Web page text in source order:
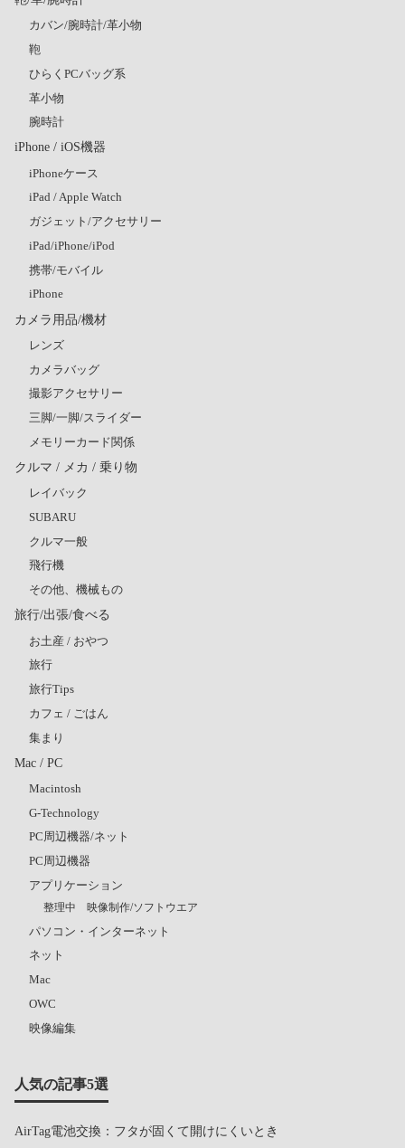
カバン/腕時計/革小物
鞄
ひらくPCバッグ系
革小物
腕時計
iPhone / iOS機器
iPhoneケース
iPad / Apple Watch
ガジェット/アクセサリー
iPad/iPhone/iPod
携帯/モバイル
iPhone
カメラ用品/機材
レンズ
カメラバッグ
撮影アクセサリー
三脚/一脚/スライダー
メモリーカード関係
クルマ / メカ / 乗り物
レイバック
SUBARU
クルマ一般
飛行機
その他、機械もの
旅行/出張/食べる
お土産 / おやつ
旅行
旅行Tips
カフェ / ごはん
集まり
Mac / PC
Macintosh
G-Technology
PC周辺機器/ネット
PC周辺機器
アプリケーション
整理中 映像制作/ソフトウエア
パソコン・インターネット
ネット
Mac
OWC
映像編集
人気の記事5選
AirTag電池交換：フタが固くて開けにくいとき